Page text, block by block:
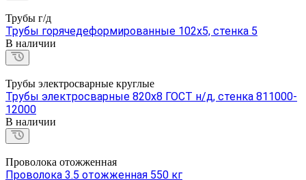
Трубы г/д
Трубы горячедеформированные 102х5, стенка 5
В наличии
Трубы электросварные круглые
Трубы электросварные 820х8 ГОСТ н/д, стенка 811000-
12000
В наличии
Проволока отожженная
Проволока 3.5 отожженная 550 кг